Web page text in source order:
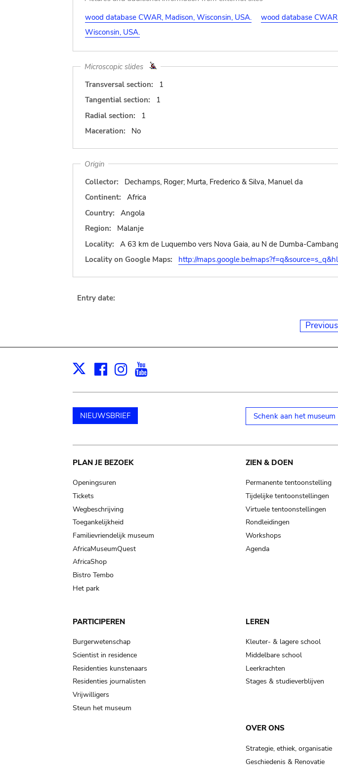
wood database CWAR, Madison, Wisconsin, USA.
wood database
Wisconsin, USA.
Microscopic slides
Transversal section:
1
Tangential section:
1
Radial section:
1
Maceration:
No
Origin
Collector:
Dechamps, Roger; Murta, Frederico & Silva, Manuel da
Continent:
Africa
Country:
Angola
Region:
Malanje
Locality:
A 63 km de Luquembo vers Nova Gaia, au N de Dumba-
Locality on Google Maps:
http://maps.google.be/
Entry date:
X Facebook
Instagram
NIEUWSBRIEF Schenk aan het museum
Main
navigation
PLAN JE BEZOEK
Openingsuren
Tickets
Wegbeschrijving
Toegankelijkheid
Familievriendelijk museum
AfricaMuseumQuest
AfricaShop
Bistro Tembo
Het park
ZIEN & DOEN
Permanente tentoonstelling
Tijdelijke tentoonstellingen
Virtuele tentoonstellingen
Rondleidingen
Workshops
Agenda
PARTICIPEREN
Burgerwetenschap
Scientist in residence
Residenties kunstenaars
Residenties journalisten
Vrijwilligers
Steun het museum
LEREN
Kleuter- & lagere school
Middelbare school
Leerkrachten
Stages & studieverblijven
OVER ONS
Strategie, ethiek, organisatie
Geschiedenis & Renovatie